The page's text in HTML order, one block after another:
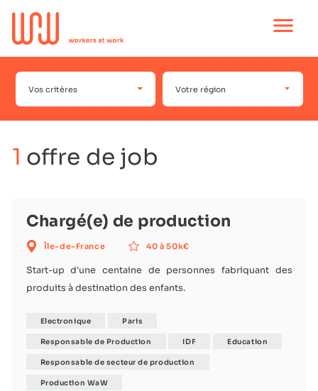
Ouvrir
menu
principal
Vos critères
Votre région
1 offre de job
Chargé(e) de production
Île-de-France 40 à 50k€
Start-up d'une centaine de personnes fabriquant des
produits à destination des enfants.
Electronique Paris
Responsable de Production IDF Education
Responsable de secteur de production
Production WaW